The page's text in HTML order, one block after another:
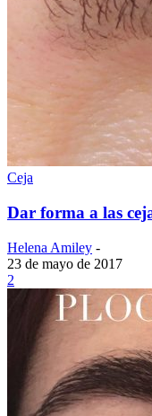
Ceja
Dar forma a las
Helena Amiley -
23 de mayo de 2017
2